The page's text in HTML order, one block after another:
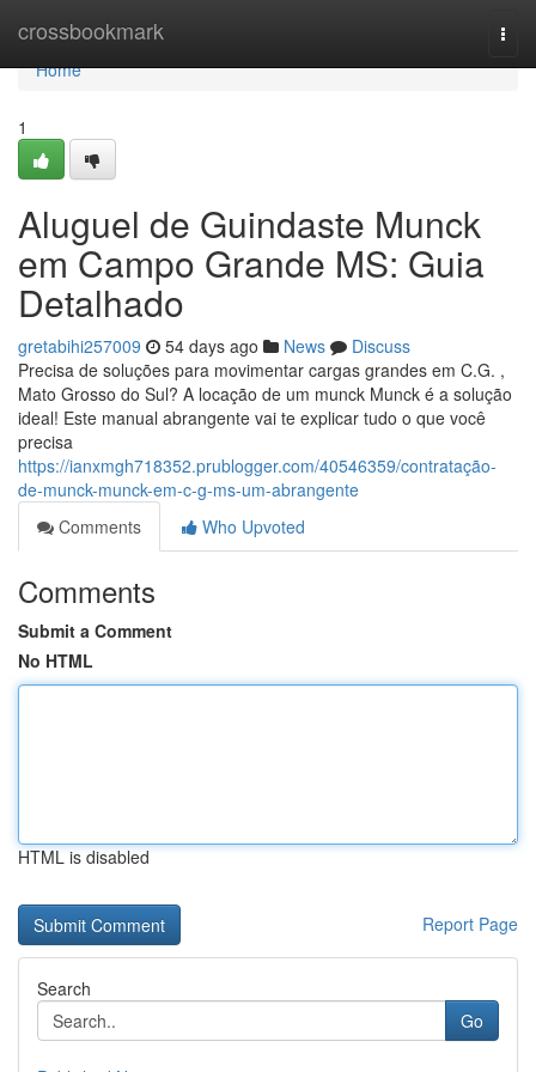
crossbookmark
Home
Home
1
Aluguel de Guindaste Munck
em Campo Grande MS: Guia
Detalhado
gretabihi257009 54 days ago News
Discuss
Precisa de soluções para movimentar cargas grandes em C.G. ,
Mato Grosso do Sul? A locação de um munck Munck é a solução
ideal! Este manual abrangente vai te explicar tudo o que você
precisa
https://ianxmgh718352.prublogger.com/40546359/contratação-
de-munck-munck-em-c-g-ms-um-abrangente
Comments
Who Upvoted
Comments
Submit a Comment
No HTML
HTML is disabled
Report Page
Search
Go